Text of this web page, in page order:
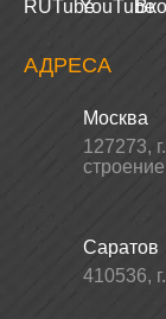
АДРЕСА
Москва
127273,
строение
Саратов
410536,